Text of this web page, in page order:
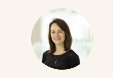
sandra.sikkema@kwrwater.nl
bekijk profiel